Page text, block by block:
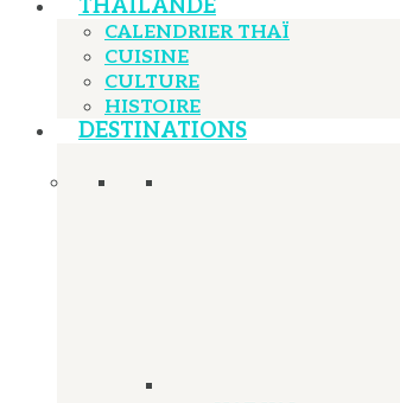
THAÏLANDE
CALENDRIER THAÏ
CUISINE
CULTURE
HISTOIRE
DESTINATIONS